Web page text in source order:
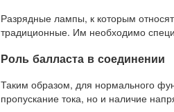
Разрядные лампы, к которым
традиционные. Им необходимо
Роль балласта в соединении
Таким образом, для нормального
пропускание тока, но и наличие